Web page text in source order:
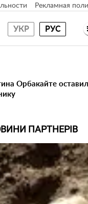
Рекламная
УКР РУС
Орбакайте
ПАРТНЕРІВ